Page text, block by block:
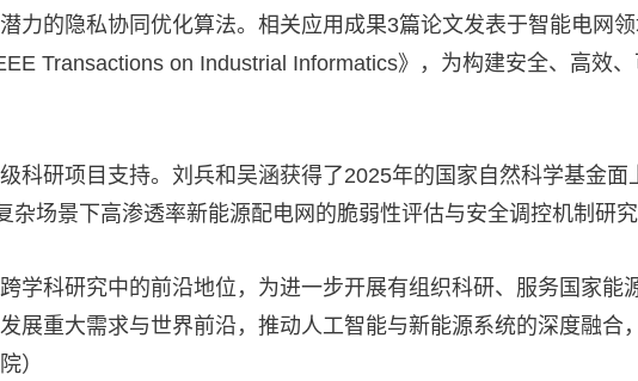
力的隐私协同优化算法。相关应用成果3篇论文发表于智能电网
Transactions on Industrial Informatics》，为构建安全、高效
科研项目支持。刘兵和吴涵获得了2025年的国家自然科学基金面
场景下高渗透率新能源配电网的脆弱性评估与安全调控机制研究”
学科研究中的前沿地位，为进一步开展有组织科研、服务国家能
展重大需求与世界前沿，推动人工智能与新能源系统的深度融合
）